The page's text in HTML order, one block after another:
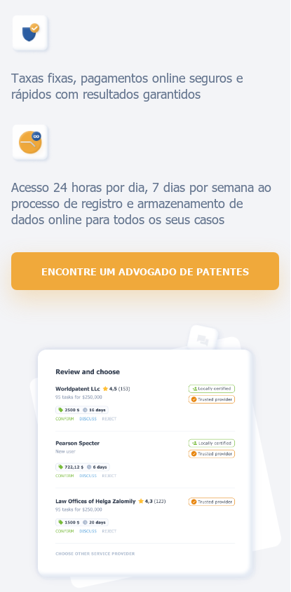
Taxas fixas, pagamentos online seguros e
rápidos com resultados garantidos
Acesso 24 horas por dia, 7 dias por semana ao
processo de registro e armazenamento de
dados online para todos os seus casos
ENCONTRE UM ADVOGADO DE PATENTES